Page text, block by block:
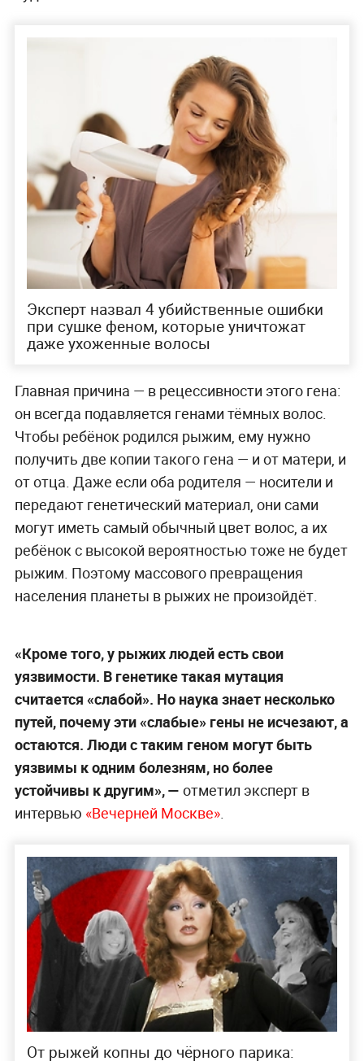
Эксперт назвал 4 убийственные ошибки
при сушке феном, которые уничтожат
даже ухоженные волосы
Главная причина — в рецессивности этого гена:
он всегда подавляется генами тёмных волос.
Чтобы ребёнок родился рыжим, ему нужно
получить две копии такого гена — и от матери, и
от отца. Даже если оба родителя — носители и
передают генетический материал, они сами
могут иметь самый обычный цвет волос, а их
ребёнок с высокой вероятностью тоже не будет
рыжим. Поэтому массового превращения
населения планеты в рыжих не произойдёт.
«Кроме того, у рыжих людей есть свои
уязвимости. В генетике такая мутация
считается «слабой». Но наука знает несколько
путей, почему эти «слабые» гены не исчезают, а
остаются. Люди с таким геном могут быть
уязвимы к одним болезням, но более
устойчивы к другим», — отметил эксперт в
интервью «Вечерней Москве».
От рыжей копны до чёрного парика: